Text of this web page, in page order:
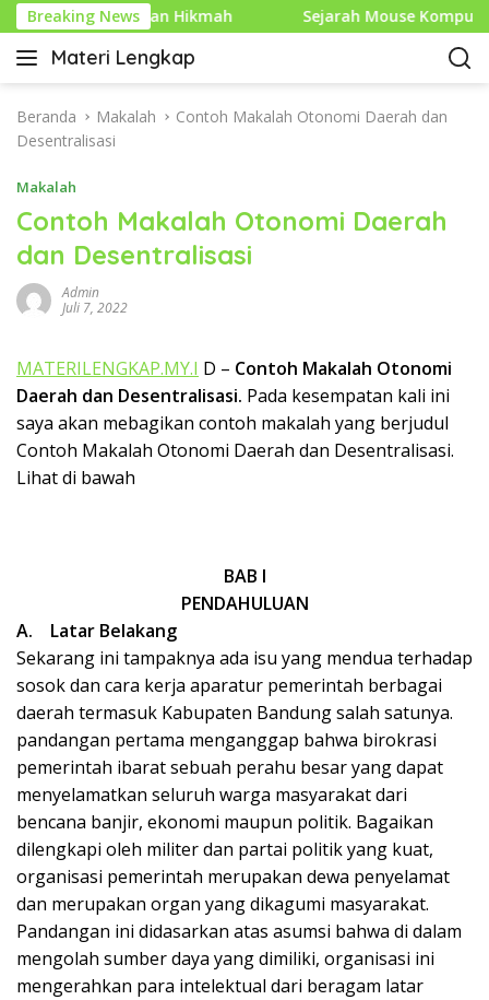
a
Breaking News
dan Hikmah Sejarah Mouse Komputer: Dari
Materi Lengkap
I
f
o
e
n
d
i
i
n
L
e
n
g
Beranda Makalah
Contoh Makalah Otonomi Daerah dan
Desentralisasi
Makalah
Contoh Makalah Otonomi Daerah
dan Desentralisasi
Admin
Juli 7, 2022
MATERILENGKAP.MY.I D – Contoh Makalah Otonomi
Daerah dan Desentralisasi. Pada kesempatan kali ini
saya akan mebagikan contoh makalah yang berjudul
Contoh Makalah Otonomi Daerah dan Desentralisasi.
Lihat di bawah
BAB I
PENDAHULUAN
A.
Latar Belakang
Sekarang ini tampaknya ada isu yang mendua terhadap
sosok dan cara kerja aparatur pemerintah berbagai
daerah termasuk Kabupaten Bandung salah satunya.
pandangan pertama menganggap bahwa birokrasi
pemerintah ibarat sebuah perahu besar yang dapat
menyelamatkan seluruh warga masyarakat dari
bencana banjir, ekonomi maupun politik. Bagaikan
dilengkapi oleh militer dan partai politik yang kuat,
organisasi pemerintah merupakan dewa penyelamat
dan merupakan organ yang dikagumi masyarakat.
Pandangan ini didasarkan atas asumsi bahwa di dalam
mengolah sumber daya yang dimiliki, organisasi ini
mengerahkan para intelektual dari beragam latar